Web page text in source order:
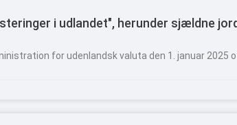
i udlandet", herunder sjældne
for udenlandsk valuta den 1. januar 2025